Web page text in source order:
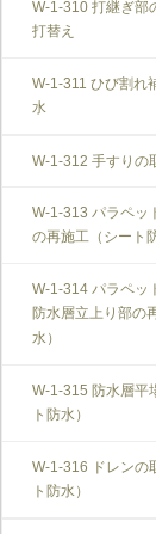
W-1-310 打継ぎ部
打替え
W-1-311 ひび割れ
水
W-1-312 手すりの
W-1-313 パラペッ
の再施工（シート
W-1-314 パラペッ
防水層立上り部の
水）
W-1-315 防水層平
ト防水）
W-1-316 ドレンの
ト防水）